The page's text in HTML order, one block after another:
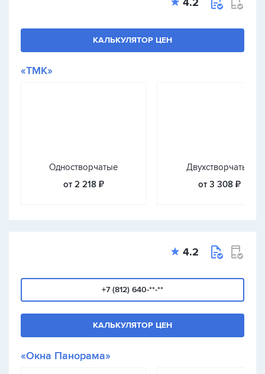
КАЛЬКУЛЯТОР ЦЕН
«ТМК»
Одностворчатые
от 2 218 ₽
Двухстворчатые
от 3 308 ₽
4.2
+7 (812) 640-**-**
КАЛЬКУЛЯТОР ЦЕН
«Окна Панорама»